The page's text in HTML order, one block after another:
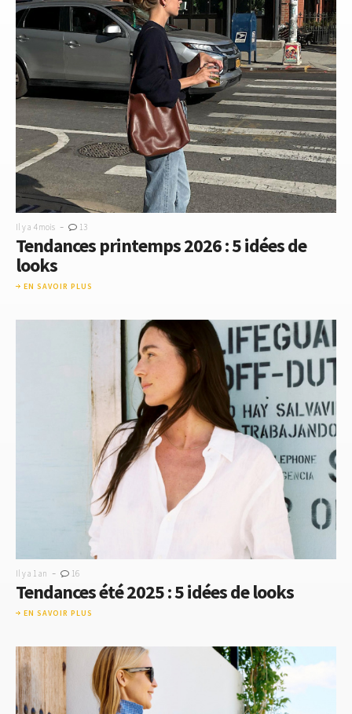
Il y a 4 mois - 13
Tendances printemps 2026 : 5 idées de
looks
EN SAVOIR PLUS
Il y a 1 an - 16
Tendances été 2025 : 5 idées de looks
EN SAVOIR PLUS